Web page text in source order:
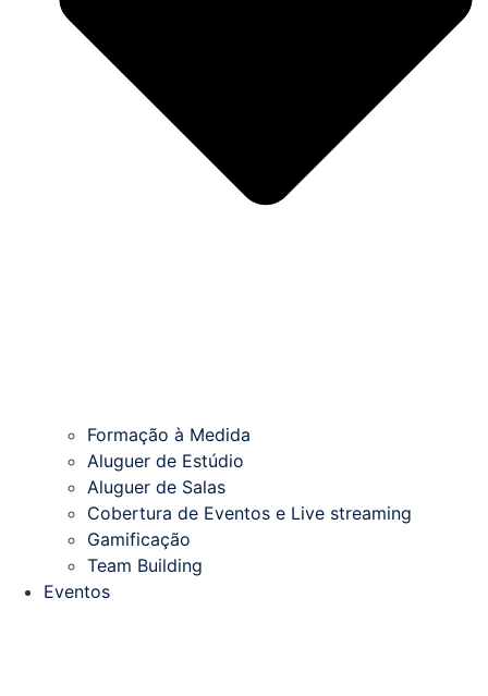
Formação à Medida
Aluguer de Estúdio
Aluguer de Salas
Cobertura de Eventos e Live streaming
Gamificação
Team Building
Eventos